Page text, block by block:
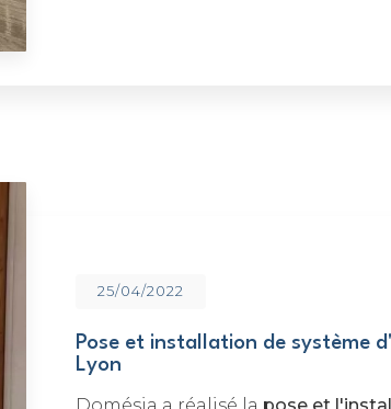
25/04/2022
Pose et installation de système
Lyon